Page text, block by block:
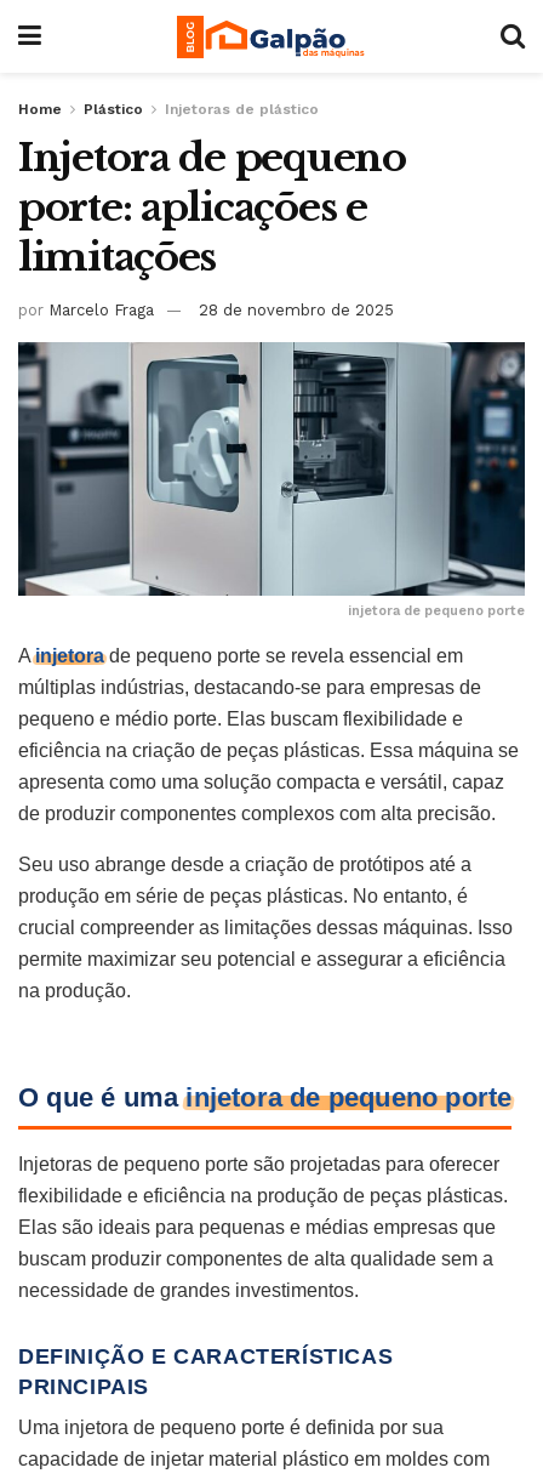
Home Plástico Injetoras de plástico
Injetora de pequeno
porte: aplicações e
limitações
por Marcelo Fraga 28 de novembro de 2025
injetora de pequeno porte
Ainjetorade pequeno porte se revela essencial em
múltiplas indústrias, destacando-se para empresas de
pequeno e médio porte. Elas buscam flexibilidade e
eficiência na criação de peças plásticas. Essa máquina se
apresenta como uma solução compacta e versátil, capaz
de produzir componentes complexos com alta precisão.
Seu uso abrange desde a criação de protótipos até a
produção em série de peças plásticas. No entanto, é
crucial compreender as limitações dessas máquinas. Isso
permite maximizar seu potencial e assegurar a eficiência
na produção.
O que é umainjetora de pequeno porte
Injetoras de pequeno porte são projetadas para oferecer
flexibilidade e eficiência na produção de peças plásticas.
Elas são ideais para pequenas e médias empresas que
buscam produzir componentes de alta qualidade sem a
necessidade de grandes investimentos.
DEFINIÇÃO E CARACTERÍSTICAS
PRINCIPAIS
Uma injetora de pequeno porte é definida por sua
capacidade de injetar material plástico em moldes com